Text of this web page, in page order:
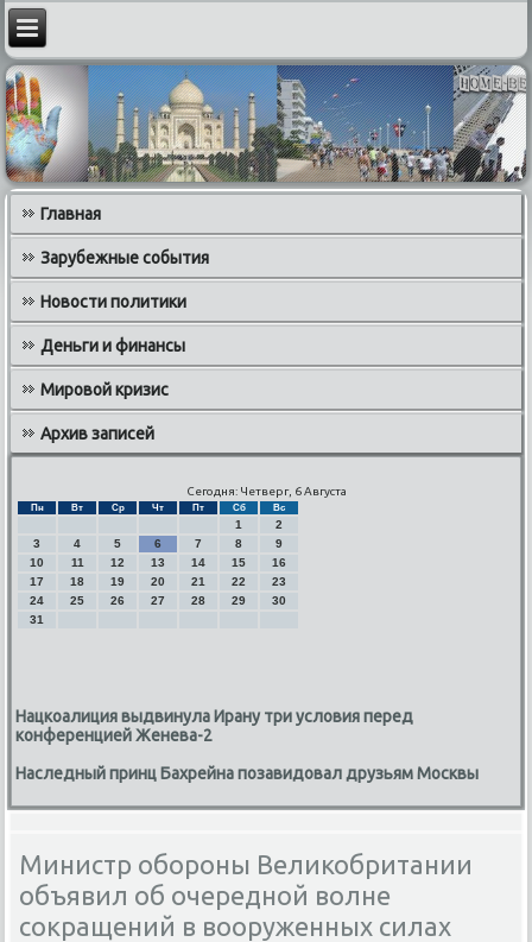
Главная
Зарубежные события
Новости политики
Деньги и финансы
Мировой кризис
Архив записей
Сегодня: Четверг, 6 Августа
Пн Вт Ср Чт Пт Сб Вс
1
2
3
4 5 6 7 8
9
10
11 12 13 14 15
16
17
18 19 20 21 22
23
24
25 26 27 28 29
30
31
Нацкоалиция выдвинула Ирану три условия перед
конференцией Женева-2
Наследный принц Бахрейна позавидовал друзьям Москвы
Министр обороны Великобритании
объявил об очередной волне
сокращений в вооруженных силах